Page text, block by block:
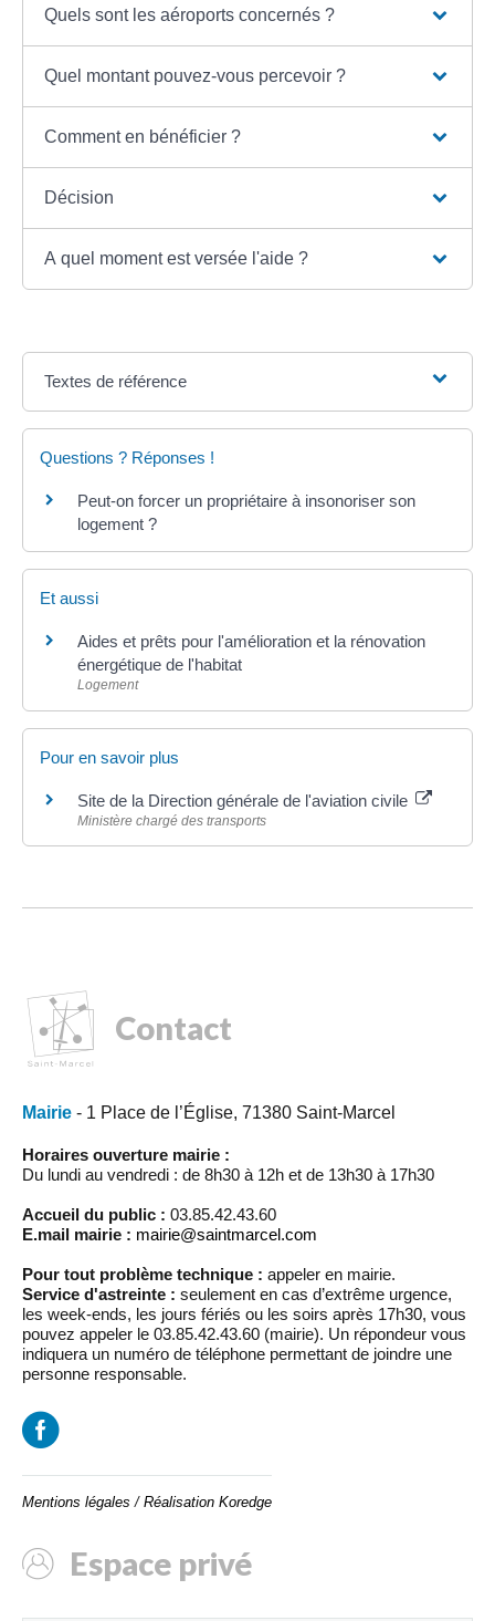
Quels sont les aéroports concernés ?
Quel montant pouvez-vous percevoir ?
Comment en bénéficier ?
Décision
A quel moment est versée l'aide ?
Textes de référence
Questions ? Réponses !
Peut-on forcer un propriétaire à insonoriser son
logement ?
Et aussi
Aides et prêts pour l'amélioration et la rénovation
énergétique de l'habitat
Logement
Pour en savoir plus
Site de la Direction générale de l'aviation civile
Ministère chargé des transports
Contact
Mairie - 1 Place de l’Église, 71380 Saint-Marcel
Horaires ouverture mairie :
Du lundi au vendredi : de 8h30 à 12h et de 13h30 à 17h30
Accueil du public : 03.85.42.43.60
E.mail mairie : mairie@saintmarcel.com
Pour tout problème technique : appeler en mairie.
Service d'astreinte : seulement en cas d’extrême urgence,
les week-ends, les jours fériés ou les soirs après 17h30, vous
pouvez appeler le 03.85.42.43.60 (mairie). Un répondeur vous
indiquera un numéro de téléphone permettant de joindre une
personne responsable.
Mentions légales / Réalisation Koredge
Espace privé